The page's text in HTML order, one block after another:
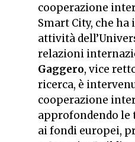
cooperazione
Smart City, che
attività
relazioni
Gaggero, vice
ricerca, è
cooperazione
approfondendo le
ai fondi europei,